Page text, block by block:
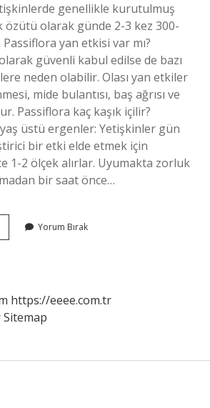
genellikle kurutulmuş
özütü olarak günde 2-3 kez 300-
Passiflora yan etkisi var mı?
güvenli kabul edilse de bazı
neden olabilir. Olası yan etkiler
mide bulantısı, baş ağrısı ve
Passiflora kaç kaşık içilir?
üstü ergenler: Yetişkinler gün
bir etki elde etmek için
1-2 ölçek alırlar. Uyumakta zorluk
bir saat önce…
Passiflora Yorum Bırak
https://eeee.com.tr
Sitemap